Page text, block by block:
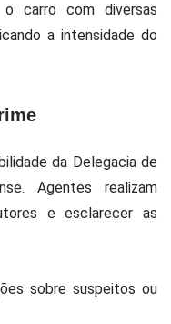
o carro com diversas
a intensidade do
da Delegacia de
. Agentes realizam
e esclarecer as
sobre suspeitos ou